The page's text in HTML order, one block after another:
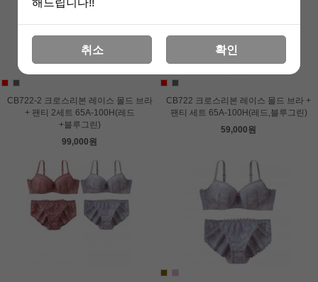
CB722-2 크로스리본 레이스 몰드 브라
+ 팬티 2세트 65A-100H(레드
+블루그린)
99,000원
CB722 크로스리본 레이스 몰드 브라 +
팬티 세트 65A-100H(레드,블루그린)
59,000원
취소 확인